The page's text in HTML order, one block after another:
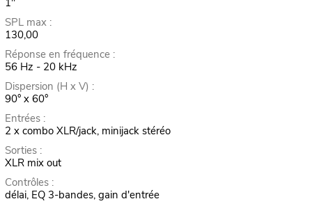
SPL max :
130,00
Réponse en fréquence :
56 Hz - 20 kHz
Dispersion (H x V) :
90° x 60°
Entrées :
2 x combo XLR/jack, minijack stéréo
Sorties :
XLR mix out
Contrôles :
délai, EQ 3-bandes, gain d'entrée